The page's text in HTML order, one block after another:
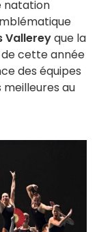
natation
Vallereyque la
cette année
des équipes
meilleures au